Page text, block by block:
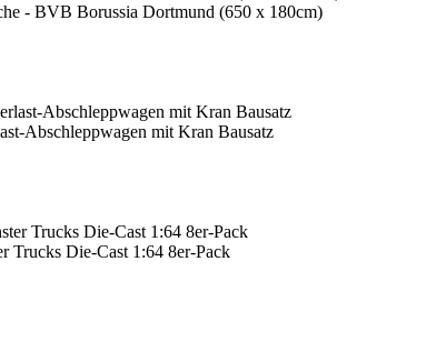
- BVB Borussia Dortmund (650 x 180cm)
Abschleppwagen mit Kran Bausatz
Trucks Die-Cast 1:64 8er-Pack